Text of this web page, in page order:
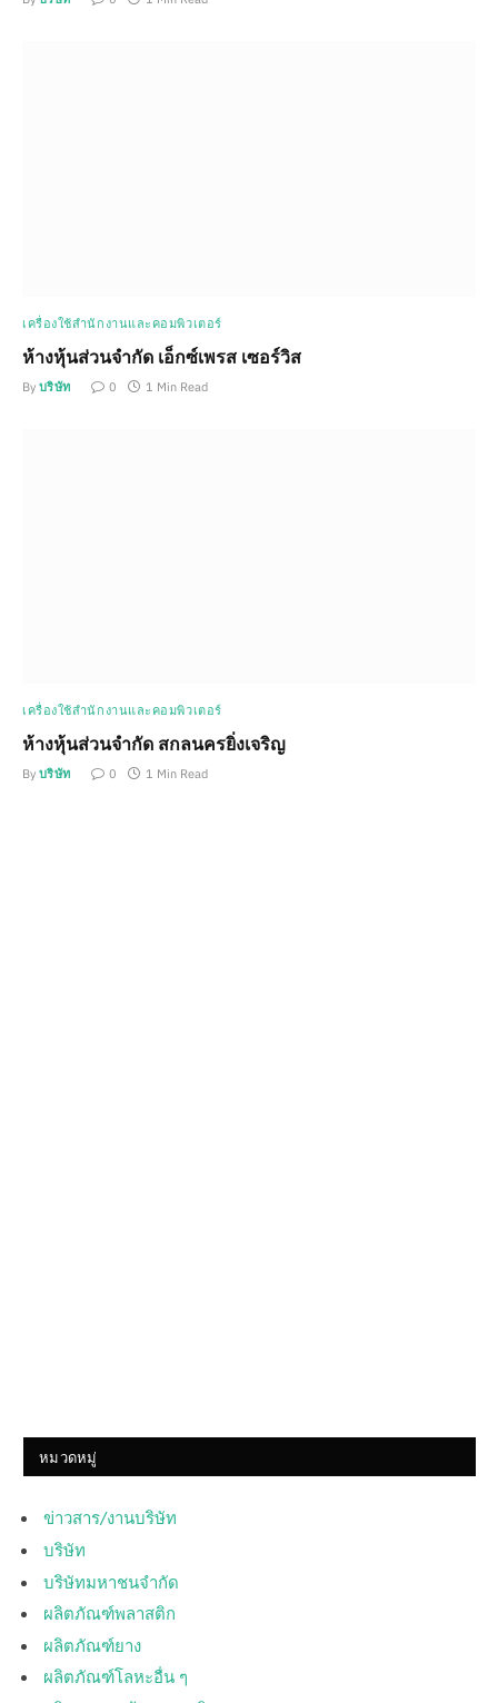
เครื่องใช้สำนักงานและคอมพิวเตอร์
ห้างหุ้นส่วนจำกัด เอ็กซ์เพรส เซอร์วิส
By บริษัท 0 1 Min Read
เครื่องใช้สำนักงานและคอมพิวเตอร์
ห้างหุ้นส่วนจำกัด สกลนครยิ่งเจริญ
By บริษัท 0 1 Min Read
หมวดหมู่
ข่าวสาร/งานบริษัท
บริษัท
บริษัทมหาชนจำกัด
ผลิตภัณฑ์พลาสติก
ผลิตภัณฑ์ยาง
ผลิตภัณฑ์โลหะอื่น ๆ